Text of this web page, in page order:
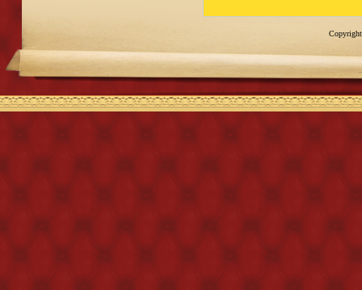
Copyright